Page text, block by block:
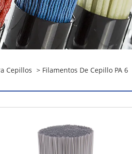
Cepillos > Filamentos De Cepillo PA 6